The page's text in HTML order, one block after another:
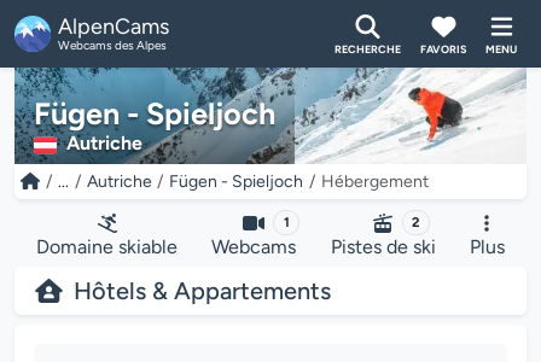
AlpenCams
Webcams des Alpes RECHERCHE FAVORIS MENU
Fügen - Spieljoch
Autriche
... Autriche Fügen - Spieljoch Hébergement
Domaine skiable
1
Webcams
2
Pistes de ski Plus
Hôtels & Appartements